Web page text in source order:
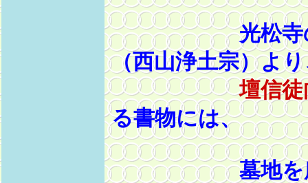
光松寺の本山
（西山浄土宗）よ
壇信
る書物には、
墓地を所有